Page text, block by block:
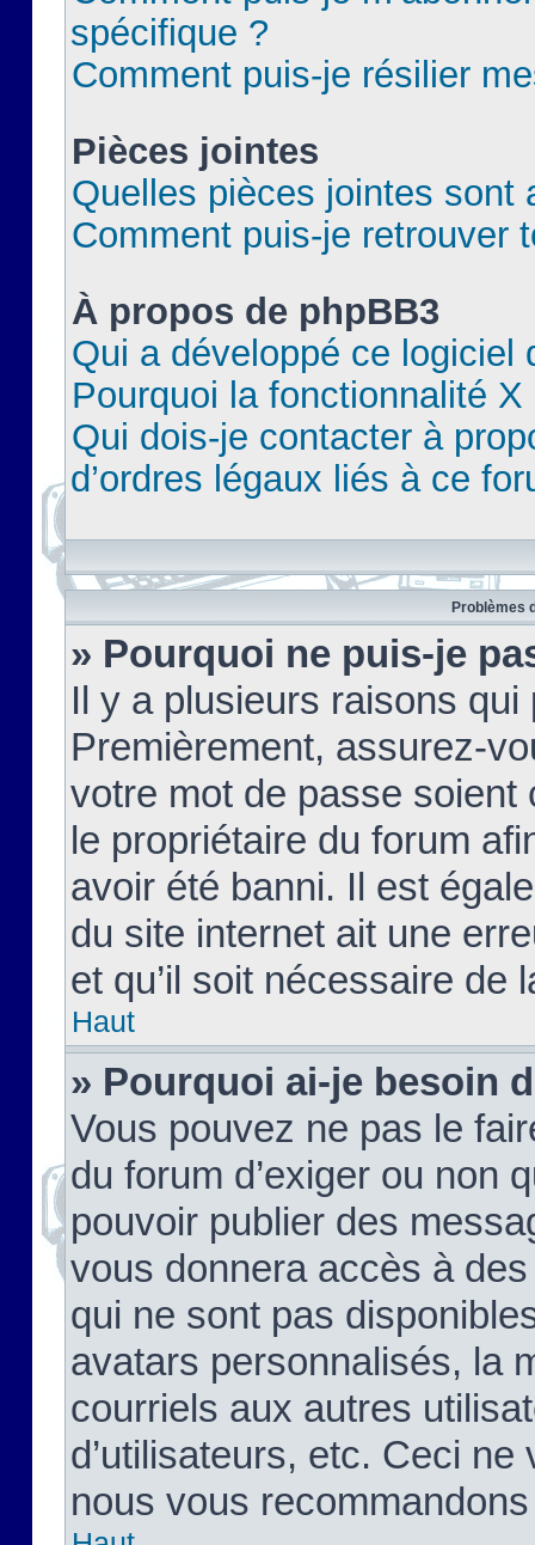
spécifique ?
Comment puis-je résilier
Pièces jointes
Quelles pièces jointes sont
Comment puis-je retrouver
À propos de phpBB3
Qui a développé ce logiciel
Pourquoi la fonctionnalité X
Qui dois-je contacter à
d’ordres légaux liés à ce
Problèmes
» Pourquoi ne puis-je
Il y a plusieurs raisons
Premièrement, assurez-
votre mot de passe soient
le propriétaire du forum
avoir été banni. Il est
du site internet ait une
et qu’il soit nécessaire de
Haut
» Pourquoi ai-je besoin
Vous pouvez ne pas le
du forum d’exiger ou non
pouvoir publier des
vous donnera accès à
qui ne sont pas
avatars personnalisés, la
courriels aux autres
d’utilisateurs, etc. Ceci
nous vous